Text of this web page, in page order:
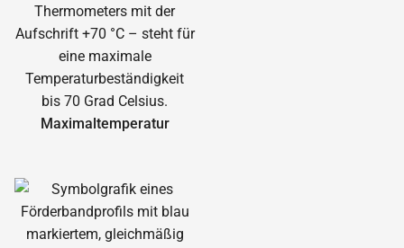
Maximal­temperatur